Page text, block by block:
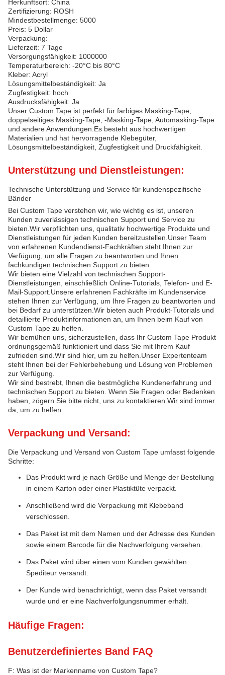
Herkunftsort: China
Zertifizierung: ROSH
Mindestbestellmenge: 5000
Preis: 5 Dollar
Verpackung:
Lieferzeit: 7 Tage
Versorgungsfähigkeit: 1000000
Temperaturbereich: -20°C bis 80°C
Kleber: Acryl
Lösungsmittelbeständigkeit: Ja
Zugfestigkeit: hoch
Ausdrucksfähigkeit: Ja
Unser Custom Tape ist perfekt für farbiges Masking-Tape,
doppelseitiges Masking-Tape, -Masking-Tape, Automasking-Tape
und andere Anwendungen.Es besteht aus hochwertigen
Materialien und hat hervorragende Klebegüter,
Lösungsmittelbeständigkeit, Zugfestigkeit und Druckfähigkeit.
Unterstützung und Dienstleistungen:
Technische Unterstützung und Service für kundenspezifische
Bänder
Bei Custom Tape verstehen wir, wie wichtig es ist, unseren
Kunden zuverlässigen technischen Support und Service zu
bieten.Wir verpflichten uns, qualitativ hochwertige Produkte und
Dienstleistungen für jeden Kunden bereitzustellen.Unser Team
von erfahrenen Kundendienst-Fachkräften steht Ihnen zur
Verfügung, um alle Fragen zu beantworten und Ihnen
fachkundigen technischen Support zu bieten.
Wir bieten eine Vielzahl von technischen Support-
Dienstleistungen, einschließlich Online-Tutorials, Telefon- und E-
Mail-Support.Unsere erfahrenen Fachkräfte im Kundenservice
stehen Ihnen zur Verfügung, um Ihre Fragen zu beantworten und
bei Bedarf zu unterstützen.Wir bieten auch Produkt-Tutorials und
detaillierte Produktinformationen an, um Ihnen beim Kauf von
Custom Tape zu helfen.
Wir bemühen uns, sicherzustellen, dass Ihr Custom Tape Produkt
ordnungsgemäß funktioniert und dass Sie mit Ihrem Kauf
zufrieden sind.Wir sind hier, um zu helfen.Unser Expertenteam
steht Ihnen bei der Fehlerbehebung und Lösung von Problemen
zur Verfügung.
Wir sind bestrebt, Ihnen die bestmögliche Kundenerfahrung und
technischen Support zu bieten. Wenn Sie Fragen oder Bedenken
haben, zögern Sie bitte nicht, uns zu kontaktieren.Wir sind immer
da, um zu helfen..
Verpackung und Versand:
Die Verpackung und Versand von Custom Tape umfasst folgende
Schritte:
Das Produkt wird je nach Größe und Menge der Bestellung
in einem Karton oder einer Plastiktüte verpackt.
Anschließend wird die Verpackung mit Klebeband
verschlossen.
Das Paket ist mit dem Namen und der Adresse des Kunden
sowie einem Barcode für die Nachverfolgung versehen.
Das Paket wird über einen vom Kunden gewählten
Spediteur versandt.
Der Kunde wird benachrichtigt, wenn das Paket versandt
wurde und er eine Nachverfolgungsnummer erhält.
Häufige Fragen:
Benutzerdefiniertes Band FAQ
F: Was ist der Markenname von Custom Tape?